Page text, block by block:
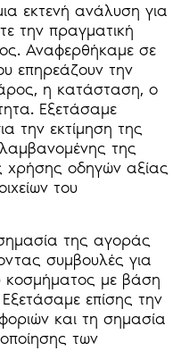
εκτενή ανάλυση για
την πραγματική
Αναφερθήκαμε σε
επηρεάζουν την
η κατάσταση, ο
Εξετάσαμε
την εκτίμηση της
της
χρήσης οδηγών αξίας
του
της αγοράς
συμβουλές για
κοσμήματος με βάση
επίσης την
και τη σημασία
των